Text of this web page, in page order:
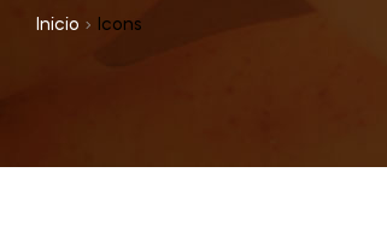
Inicio Icons